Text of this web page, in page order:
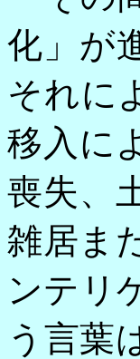
化」が
それに
移入に
喪失、
雑居ま
ンテリ
う言葉